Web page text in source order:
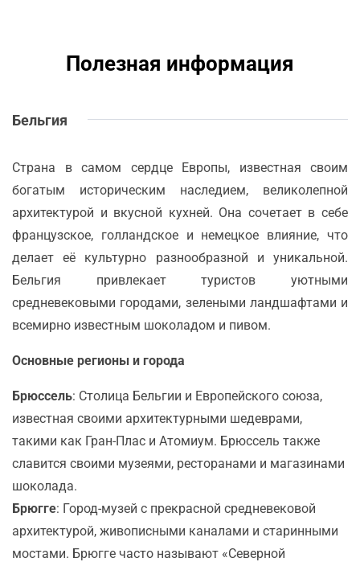
Полезная информация
Бельгия
Страна в самом сердце Европы, известная своим
богатым историческим наследием, великолепной
архитектурой и вкусной кухней. Она сочетает в себе
французское, голландское и немецкое влияние, что
делает её культурно разнообразной и уникальной.
Бельгия привлекает туристов уютными
средневековыми городами, зелеными ландшафтами и
всемирно известным шоколадом и пивом.
Основные регионы и города
Брюссель: Столица Бельгии и Европейского союза,
известная своими архитектурными шедеврами,
такими как Гран-Плас и Атомиум. Брюссель также
славится своими музеями, ресторанами и магазинами
шоколада.
Брюгге: Город-музей с прекрасной средневековой
архитектурой, живописными каналами и старинными
мостами. Брюгге часто называют «Северной